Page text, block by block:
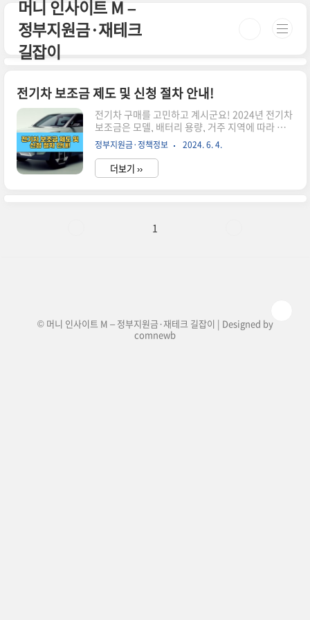
본문 바로가기
머니 인사이트 M –
정부지원금·재테크
길잡이
전기차 보조금 제도 및 신청 절차 안내!
전기차 구매를 고민하고 계시군요! 2024년 전기차
보조금은 모델, 배터리 용량, 거주 지역에 따라 다
르게 지급되니 주의하세요. 전기차 보조금 제도 및
신청 절차에 대해 자세히 알아보겠습니다! 1. 전기
차 보조금 지원대상 차량 승용 전기차기본형: 차량
가격 기준 100% 지원 (최대 690만 원)고급형: 차
차 등이 포함특수 전기차차량 가격 기준 50% 지원
정부지원금·정책정보 2024. 6. 4.
더보기 ››
1
© 머니 인사이트 M – 정부지원금·재테크 길잡이 | Designed by
comnewb